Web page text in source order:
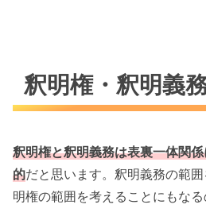
釈明権・釈明義
釈明権と釈明義務は表裏一体関
的だと思います。釈明義務の範
明権の範囲を考えることにもなる